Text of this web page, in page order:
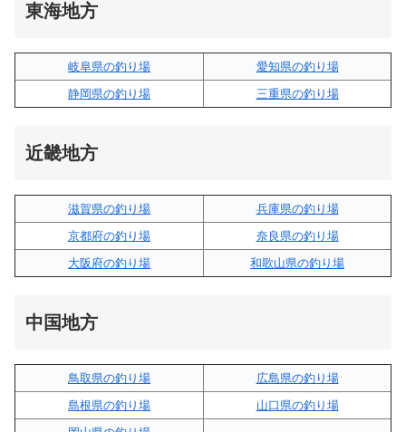
東海地方
岐阜県の釣り場
愛知県の釣り場
静岡県の釣り場
三重県の釣り場
近畿地方
滋賀県の釣り場
兵庫県の釣り場
京都府の釣り場
奈良県の釣り場
大阪府の釣り場
和歌山県の釣り場
中国地方
鳥取県の釣り場
広島県の釣り場
島根県の釣り場
山口県の釣り場